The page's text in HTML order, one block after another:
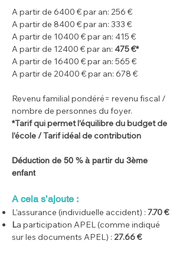
A partir de 6400 € par an: 256 €
A partir de 8400 € par an: 333 €
A partir de 10400 € par an: 415 €
A partir de 12400 € par an: 475 €*
A partir de 16400 € par an: 565 €
A partir de 20400 € par an: 678 €
Revenu familial pondéré= revenu fiscal /
nombre de personnes du foyer.
*Tarif qui permet l’équilibre du budget de
l’école / Tarif idéal de contribution
Déduction de 50 % à partir du 3ème
enfant
A cela s’ajoute :
L’assurance (individuelle accident) : 7.70 €
La participation APEL (comme indiqué
sur les documents APEL) : 27.66 €